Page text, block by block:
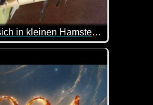
Hund verliebt sich in kleinen Hamster und 8 Vögel, mit denen er als Welpe aufgewachsen ist
Besitzer, einem Hamster und